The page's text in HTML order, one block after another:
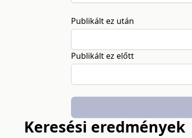
Publikált ez után
Publikált ez előtt
Keresési eredmények